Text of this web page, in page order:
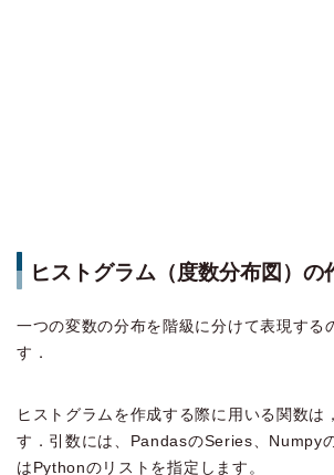
ヒストグラム（度数分布図）の
一つの変数の分布を階級に分けて表現する
す．
ヒストグラムを作成する際に用いる関数は
す．引数には、PandasのSeries、Numpy
はPythonのリストを指定します。